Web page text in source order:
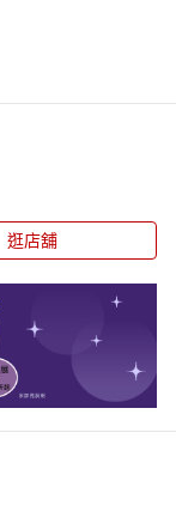
逛店舖